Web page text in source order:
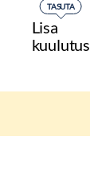
Lisa
kuulutus
TASUTA